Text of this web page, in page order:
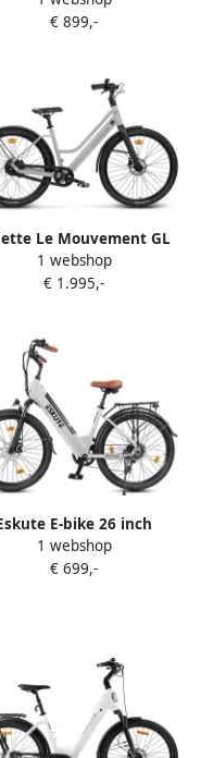
met 7
Achterwielmotor 250W
schijfrem -tot
IP54 Waterdicht Wit
€ 899,-
Le Mouvement GL
elektrische stadsfiets
automaat 10 Ah wit
1 webshop
€ 1.995,-
E-bike 26 inch
fiets E-stadsfiets
250W achtermotor 36V
volwassenen-Groente
1 webshop
€ 699,-